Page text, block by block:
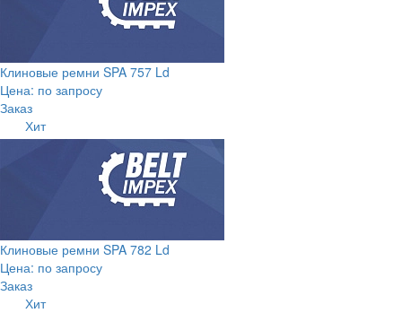
Клиновые ремни SPA 757 Ld
Цена: по запросу
Заказ
Хит
Клиновые ремни SPA 782 Ld
Цена: по запросу
Заказ
Хит